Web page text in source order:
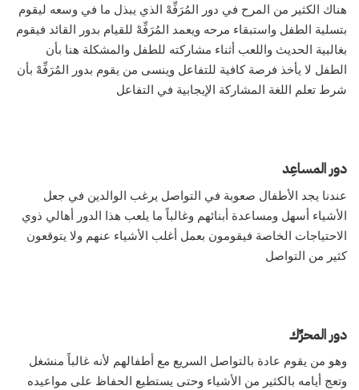
هناك الكثير من المرح في دور المُرَفِّهْ الذي يبذل ما في وسعه ليقوم
بتسلية الطفل واستبقاء مرحه ويعمد المُرَفِّهْ للقيام بدور القائد فيقوم
بغالبية الحديث واللعب أثناء مشاركته للطفل والمشكلة هنا بأن
الطفل لا يأخذ فرصة كافية للتفاعل وينسى من يقوم بدور المُرَفِّهْ بأن
شرط تعلم اللغة المشاركة الإيجابية في التفاعل
دور المساعِد
عندنا يجد الأطفال صعوبة في التواصل يرغب الوالدين في جعل
الأشياء أسهل ومساعدة أبنائهم وغالباً ما يلعب هذا الدور أهالي ذوي
الاحتياجات الخاصة فيقومون بعمل أغلب الأشياء عنهم ولا يتوقعون
كثير من التواصل
دور المحرِّك
وهو من يقوم عادة بالتواصل السريع مع أطفالهم لأنه غالباً منشغل
وتعج أيامه بالكثير من الأشياء وحتى يستطيع الحفاظ على مواعيده